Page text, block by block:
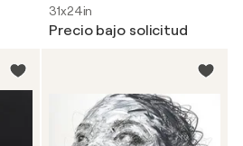
31x24in
Precio bajo solicitud